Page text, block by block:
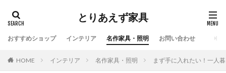
とりあえず家具
おすすめショップ インテリア 名作家具・照明 お問い合わせ
HOME インテリア 名作家具・照明 まず手に入れたい！一人